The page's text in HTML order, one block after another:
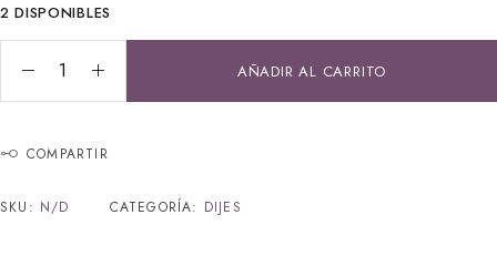
2 DISPONIBLES
AÑADIR AL CARRITO
COMPARTIR
SKU: N/D CATEGORÍA: DIJES